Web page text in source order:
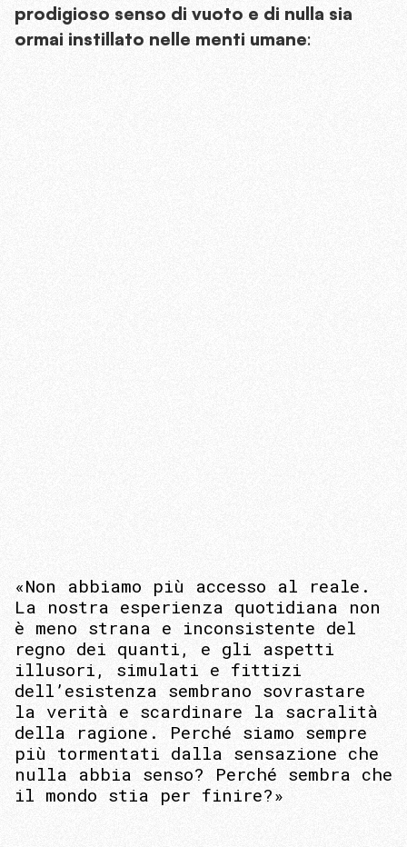
prodigioso senso di vuoto e di nulla sia
ormai instillato nelle menti umane:
«Non abbiamo più accesso al reale.
La nostra esperienza quotidiana non
è meno strana e inconsistente del
regno dei quanti, e gli aspetti
illusori, simulati e fittizi
dell’esistenza sembrano sovrastare
la verità e scardinare la sacralità
della ragione. Perché siamo sempre
più tormentati dalla sensazione che
nulla abbia senso? Perché sembra che
il mondo stia per finire?»